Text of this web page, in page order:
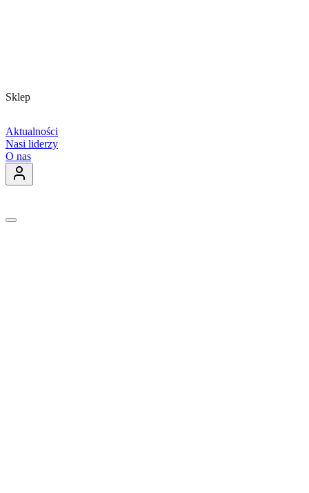
Sklep
Aktualności
Nasi liderzy
O nas